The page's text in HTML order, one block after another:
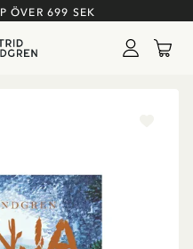
ÖVER 699 SEK